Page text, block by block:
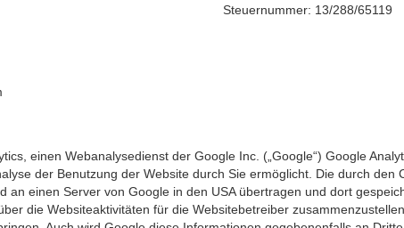
Steuernummer: 13/288/65119
einen Webanalysedienst der Google Inc. („Google“) Google
der Benutzung der Website durch Sie ermöglicht. Die durch
an einen Server von Google in den USA übertragen und dort
die Websiteaktivitäten für die Websitebetreiber